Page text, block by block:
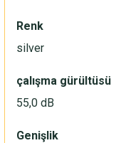
Renk
silver
çalışma gürültüsü
55,0 dB
Genişlik